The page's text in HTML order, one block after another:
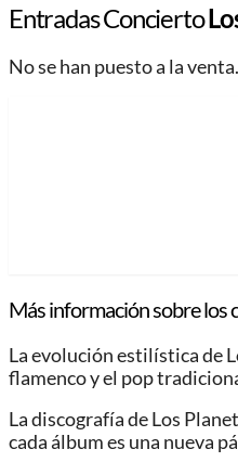
Entradas Concierto
No se han puesto a la venta.
Más información sobre los
La evolución estilística de
flamenco y el pop
La discografía de Los
cada álbum es una nueva